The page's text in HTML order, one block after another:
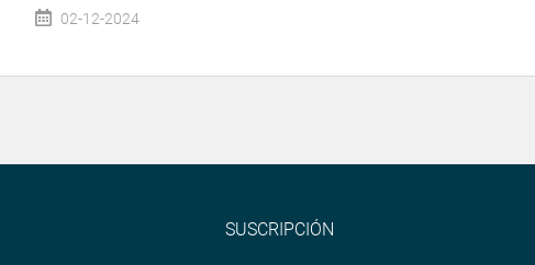
02-12-2024
SUSCRIPCIÓN